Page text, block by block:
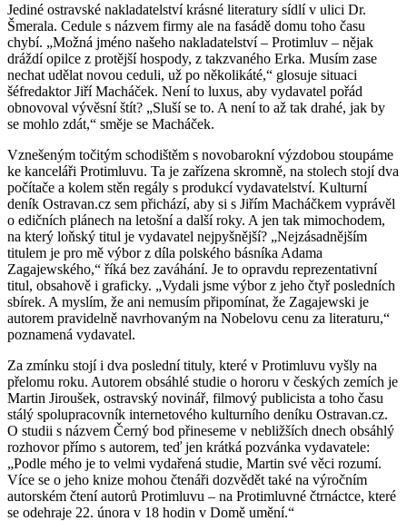
Jediné ostravské nakladatelství krásné literatury sídlí v ulici Dr.
Šmerala. Cedule s názvem firmy ale na fasádě domu toho času
chybí. „Možná jméno našeho nakladatelství – Protimluv – nějak
dráždí opilce z protější hospody, z takzvaného Erka. Musím zase
nechat udělat novou ceduli, už po několikáté,“ glosuje situaci
šéfredaktor Jiří Macháček. Není to luxus, aby vydavatel pořád
obnovoval vývěsní štít? „Sluší se to. A není to až tak drahé, jak by
se mohlo zdát,“ směje se Macháček.
Vznešeným točitým schodištěm s novobarokní výzdobou stoupáme
ke kanceláři Protimluvu. Ta je zařízena skromně, na stolech stojí dva
počítače a kolem stěn regály s produkcí vydavatelství. Kulturní
deník Ostravan.cz sem přichází, aby si s Jiřím Macháčkem vyprávěl
o edičních plánech na letošní a další roky. A jen tak mimochodem,
na který loňský titul je vydavatel nejpyšnější? „Nejzásadnějším
titulem je pro mě výbor z díla polského básníka Adama
Zagajewského,“ říká bez zaváhání. Je to opravdu reprezentativní
titul, obsahově i graficky. „Vydali jsme výbor z jeho čtyř posledních
sbírek. A myslím, že ani nemusím připomínat, že Zagajewski je
autorem pravidelně navrhovaným na Nobelovu cenu za literaturu,“
poznamená vydavatel.
Za zmínku stojí i dva poslední tituly, které v Protimluvu vyšly na
přelomu roku. Autorem obsáhlé studie o hororu v českých zemích je
Martin Jiroušek, ostravský novinář, filmový publicista a toho času
stálý spolupracovník internetového kulturního deníku Ostravan.cz.
O studii s názvem Černý bod přineseme v nebližších dnech obsáhlý
rozhovor přímo s autorem, teď jen krátká pozvánka vydavatele:
„Podle mého je to velmi vydařená studie, Martin své věci rozumí.
Více se o jeho knize mohou čtenáři dozvědět také na výročním
autorském čtení autorů Protimluvu – na Protimluvné čtrnáctce, které
se odehraje 22. února v 18 hodin v Domě umění.“